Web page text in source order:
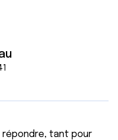
répondre, tant pour